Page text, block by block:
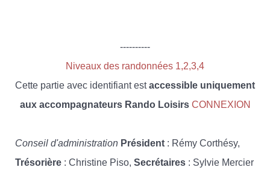
----------
Niveaux des randonnées 1,2,3,4
Cette partie avec identifiant estaccessible uniquement
aux accompagnateurs Rando Loisirs CONNEXION
Conseil d'administration Président : Rémy Corthésy,
Trésorière : Christine Piso, Secrétaires : Sylvie Mercier